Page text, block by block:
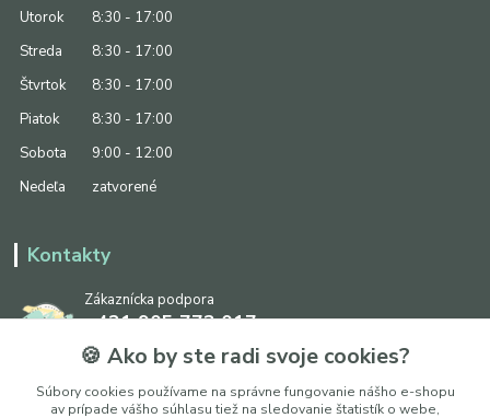
Utorok
8:30 - 17:00
Streda
8:30 - 17:00
Štvrtok
8:30 - 17:00
Piatok
8:30 - 17:00
Sobota
9:00 - 12:00
Nedeľa
zatvorené
Kontakty
Zákaznícka podpora
+421 905 773 017
(Po-Pia, 8:30 - 17:00, So: 9:00 - 12:00)
info@ipapier.sk
🍪 Ako by ste radi svoje cookies?
Súbory cookies používame na správne fungovanie nášho e-shopu
av prípade vášho súhlasu tiež na sledovanie štatistík o webe,